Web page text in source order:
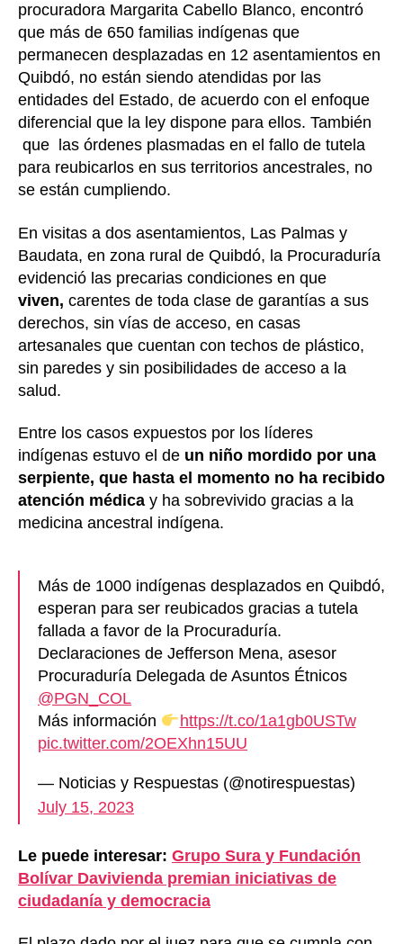
procuradora Margarita Cabello Blanco, encontró
que más de 650 familias indígenas que
permanecen desplazadas en 12 asentamientos en
Quibdó, no están siendo atendidas por las
entidades del Estado, de acuerdo con el enfoque
diferencial que la ley dispone para ellos. También
que las órdenes plasmadas en el fallo de tutela
para reubicarlos en sus territorios ancestrales, no
se están cumpliendo.
En visitas a dos asentamientos, Las Palmas y
Baudata, en zona rural de Quibdó, la Procuraduría
evidenció las precarias condiciones en que
viven, carentes de toda clase de garantías a sus
derechos, sin vías de acceso, en casas
artesanales que cuentan con techos de plástico,
sin paredes y sin posibilidades de acceso a la
salud.
Entre los casos expuestos por los líderes
indígenas estuvo el de un niño mordido por una
serpiente, que hasta el momento no ha recibido
atención médica y ha sobrevivido gracias a la
medicina ancestral indígena.
Más de 1000 indígenas desplazados en Quibdó,
esperan para ser reubicados gracias a tutela
fallada a favor de la Procuraduría.
Declaraciones de Jefferson Mena, asesor
Procuraduría Delegada de Asuntos Étnicos
@PGN_COL
Más información
https://t.co/1a1gb0USTw
pic.twitter.com/2OEXhn15UU
— Noticias y Respuestas (@notirespuestas)
July 15, 2023
Le puede interesar: Grupo Sura y Fundación
Bolívar Davivienda premian iniciativas de
ciudadanía y democracia